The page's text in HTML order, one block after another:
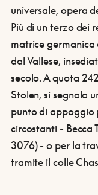
universale, opera
Più di un terzo dei
matrice germanica
dal Vallese,
secolo. A quota
Stolen, si segnala
punto di appoggio
circostanti - Becca
3076) - o per la
tramite il colle